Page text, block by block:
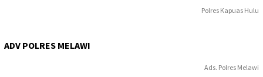
Polres Kapuas Hulu
ADV POLRES MELAWI
Ads. Polres Melawi